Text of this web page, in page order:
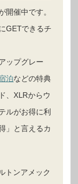
開催中です。
GETできるチ
ップグレー
泊などの特典
、XLRからウ
ルがお得に利
」と言えるカ
トンアメック